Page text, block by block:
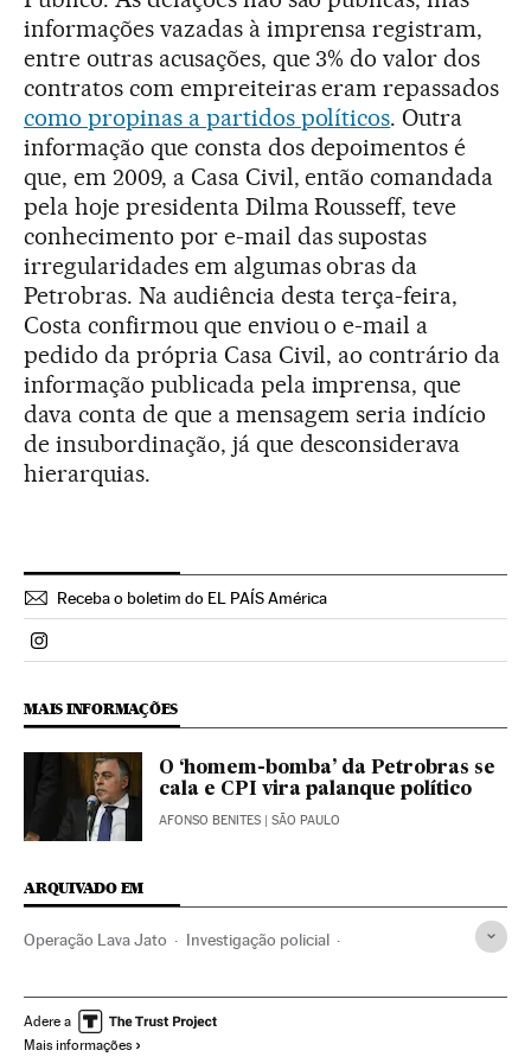
informações vazadas à imprensa registram,
entre outras acusações, que 3% do valor dos
contratos com empreiteiras eram repassados
como propinas a partidos políticos. Outra
informação que consta dos depoimentos é
que, em 2009, a Casa Civil, então comandada
pela hoje presidenta Dilma Rousseff, teve
conhecimento por e-mail das supostas
irregularidades em algumas obras da
Petrobras. Na audiência desta terça-feira,
Costa confirmou que enviou o e-mail a
pedido da própria Casa Civil, ao contrário da
informação publicada pela imprensa, que
dava conta de que a mensagem seria indício
de insubordinação, já que desconsiderava
hierarquias.
Receba o boletim do EL PAÍS América
Politica El País Brasil en Instagram
MAIS INFORMAÇÕES
O ‘homem-bomba’ da Petrobras se
cala e CPI vira palanque político
AFONSO BENITES | SÃO PAULO
ARQUIVADO EM
Operação Lava Jato Investigação policial
Lavagem dinheiro Subornos
Financiamento ilegal
Adere a
Mais informações